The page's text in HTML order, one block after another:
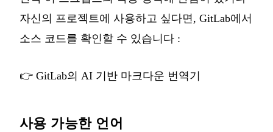
자신의 프로젝트에 사용하고 싶다면, GitLab에서
소스 코드를 확인할 수 있습니다 :
👉 GitLab의 AI 기반 마크다운 번역기
사용 가능한 언어